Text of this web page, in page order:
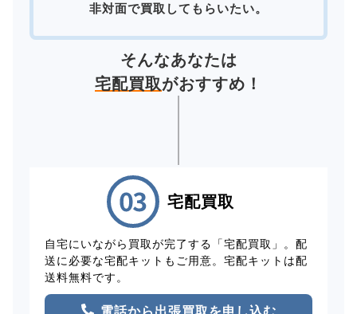
非対面で買取してもらいたい。
そんなあなたは
宅配買取がおすすめ！
宅配買取
自宅にいながら買取が完了する「宅配買取」。配
送に必要な宅配キットもご用意。宅配キットは配
送料無料です。
電話から出張買取を申し込む